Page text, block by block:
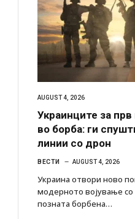
Украинците за прв
во борба: ги
Украина отвори ново
модерното војување со